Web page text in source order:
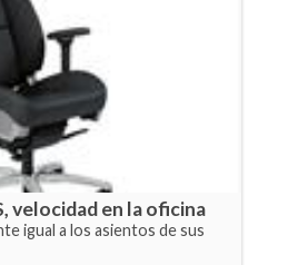
velocidad en la oficina
igual a los asientos de sus